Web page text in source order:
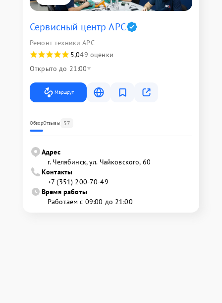
Сервисный центр APC
Ремонт техники APC
5,049 оценки
Открыто до 21:00
Маршрут
ОбзорОтзывы 57
Адрес
г. Челябинск, ул. Чайковского, 60
Контакты
+7 (351) 200-70-49
Время работы
Работаем с 09:00 до 21:00